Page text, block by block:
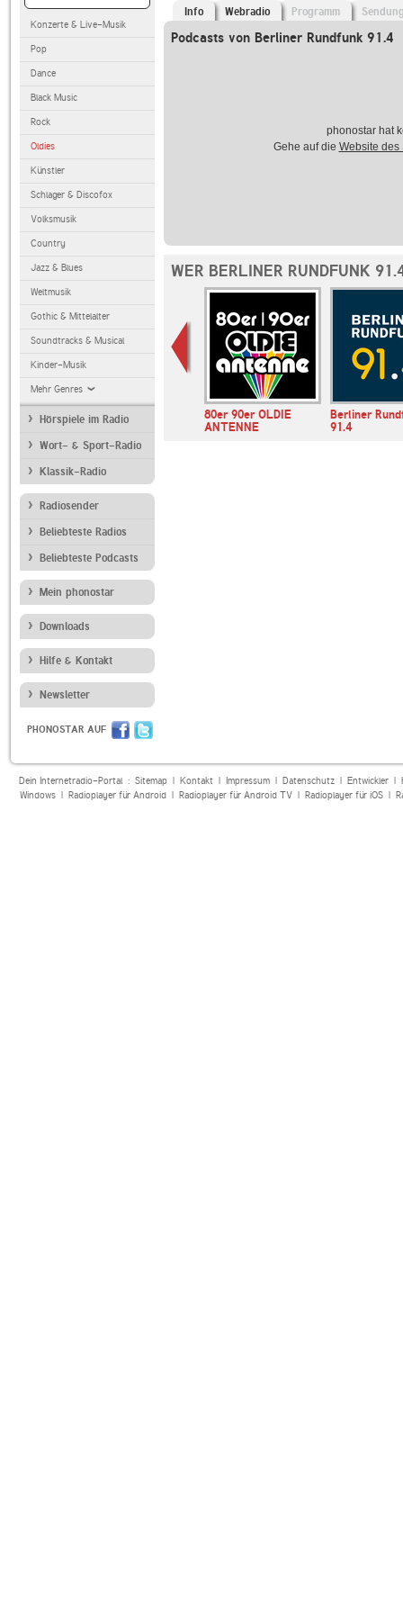
Konzerte & Live-Musik
Pop
Dance
Black Music
Rock
Oldies
Künstler
Schlager & Discofox
Volksmusik
Country
Jazz & Blues
Weltmusik
Gothic & Mittelalter
Soundtracks & Musical
Kinder-Musik
Mehr Genres
Hörspiele im Radio
Wort- & Sport-Radio
Klassik-Radio
Radiosender
Beliebteste Radios
Beliebteste Podcasts
Mein phonostar
Downloads
Hilfe & Kontakt
Newsletter
PHONOSTAR AUF
Info Webradio Programm
Podcasts von Berliner Rundfunk 91.4
phonostar hat
Gehe auf die Website des
WER BERLINER RUNDFUNK
NRW 70er
80er 90er OLDIE
ANTENNE 70er Hits
80er 90er OLDIE
ANTENNE
Berliner
91.4
Dein Internetradio-Portal : Sitemap| Kontakt| Impressum| Datenschutz| Entwickler|
Windows| Radioplayer für Android| Radioplayer für Android TV| Radioplayer für iOS|